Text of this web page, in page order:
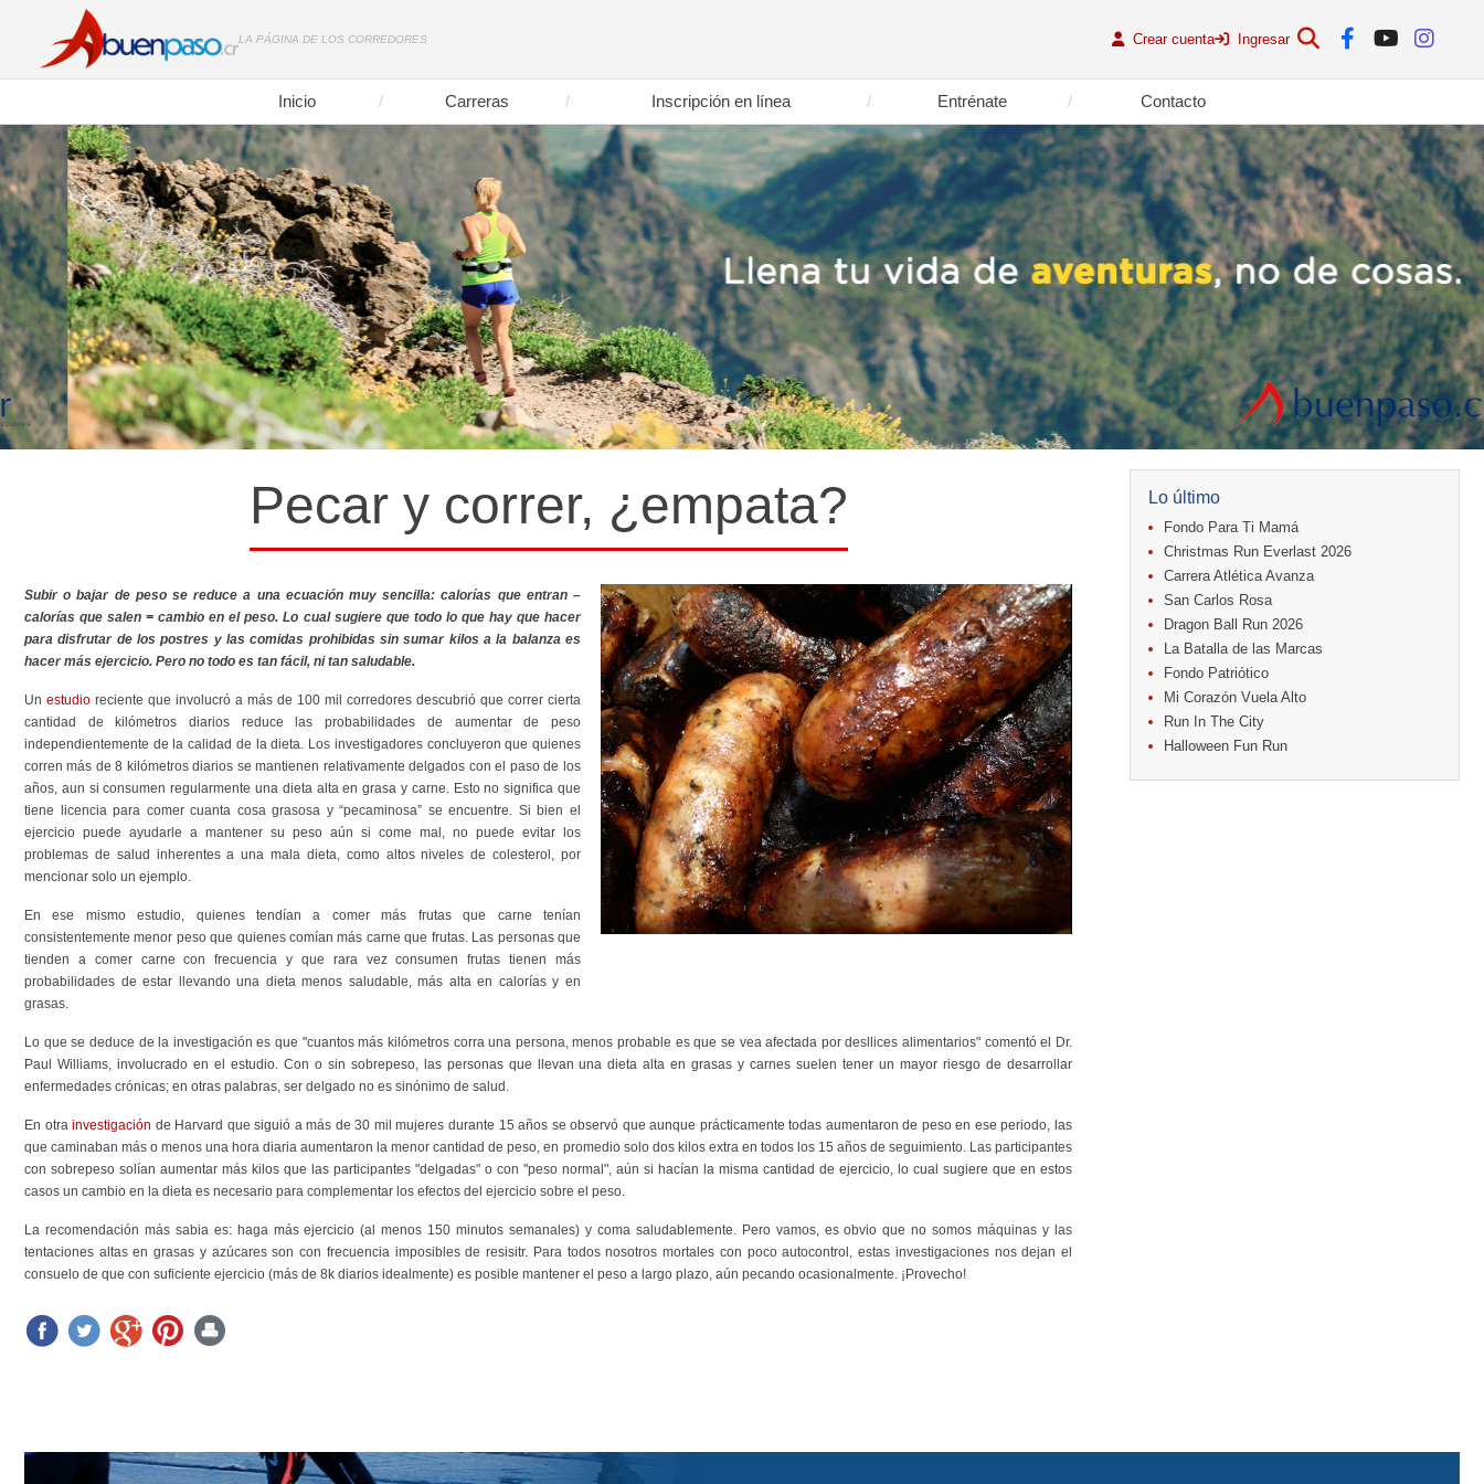
LA PÁGINA DE LOS CORREDORES Crear cuenta Ingresar
Inicio Carreras Inscripción en línea Entrénate Contacto
Pecar y correr, ¿empata?
Subir o bajar de peso se reduce a una ecuación muy sencilla: calorías que entran –
calorías que salen = cambio en el peso. Lo cual sugiere que todo lo que hay que hacer
para disfrutar de los postres y las comidas prohibidas sin sumar kilos a la balanza es
hacer más ejercicio. Pero no todo es tan fácil, ni tan saludable.
Un estudio reciente que involucró a más de 100 mil corredores descubrió que correr cierta
cantidad de kilómetros diarios reduce las probabilidades de aumentar de peso
independientemente de la calidad de la dieta. Los investigadores concluyeron que quienes
corren más de 8 kilómetros diarios se mantienen relativamente delgados con el paso de los
años, aun si consumen regularmente una dieta alta en grasa y carne. Esto no significa que
tiene licencia para comer cuanta cosa grasosa y “pecaminosa” se encuentre. Si bien el
ejercicio puede ayudarle a mantener su peso aún si come mal, no puede evitar los
problemas de salud inherentes a una mala dieta, como altos niveles de colesterol, por
mencionar solo un ejemplo.
En ese mismo estudio, quienes tendían a comer más frutas que carne tenían
consistentemente menor peso que quienes comían más carne que frutas. Las personas que
tienden a comer carne con frecuencia y que rara vez consumen frutas tienen más
probabilidades de estar llevando una dieta menos saludable, más alta en calorías y en
grasas.
Lo que se deduce de la investigación es que "cuantos más kilómetros corra una persona, menos probable es que se vea afectada por desllices alimentarios" comentó el Dr.
Paul Williams, involucrado en el estudio. Con o sin sobrepeso, las personas que llevan una dieta alta en grasas y carnes suelen tener un mayor riesgo de desarrollar
enfermedades crónicas; en otras palabras, ser delgado no es sinónimo de salud.
En otrainvestigación de Harvard que siguió a más de 30 mil mujeres durante 15 años se observó que aunque prácticamente todas aumentaron de peso en ese periodo, las
que caminaban más o menos una hora diaria aumentaron la menor cantidad de peso, en promedio solo dos kilos extra en todos los 15 años de seguimiento. Las participantes
con sobrepeso solían aumentar más kilos que las participantes "delgadas" o con "peso normal", aún si hacían la misma cantidad de ejercicio, lo cual sugiere que en estos
casos un cambio en la dieta es necesario para complementar los efectos del ejercicio sobre el peso.
La recomendación más sabia es: haga más ejercicio (al menos 150 minutos semanales) y coma saludablemente. Pero vamos, es obvio que no somos máquinas y las
tentaciones altas en grasas y azúcares son con frecuencia imposibles de resisitr. Para todos nosotros mortales con poco autocontrol, estas investigaciones nos dejan el
consuelo de que con suficiente ejercicio (más de 8k diarios idealmente) es posible mantener el peso a largo plazo, aún pecando ocasionalmente. ¡Provecho!
Lo último
Fondo Para Ti Mamá
Christmas Run Everlast 2026
Carrera Atlética Avanza
San Carlos Rosa
Dragon Ball Run 2026
La Batalla de las Marcas
Fondo Patriótico
Mi Corazón Vuela Alto
Run In The City
Halloween Fun Run